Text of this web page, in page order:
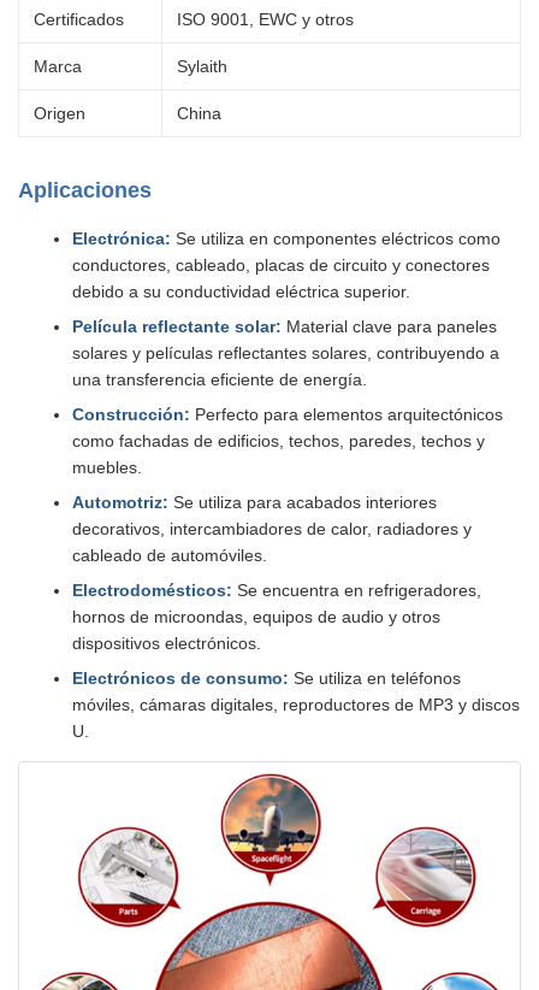
Certificados ISO 9001, EWC y otros
Marca Sylaith
Origen China
Aplicaciones
Electrónica: Se utiliza en componentes eléctricos como
conductores, cableado, placas de circuito y conectores
debido a su conductividad eléctrica superior.
Película reflectante solar: Material clave para paneles
solares y películas reflectantes solares, contribuyendo a
una transferencia eficiente de energía.
Construcción: Perfecto para elementos arquitectónicos
como fachadas de edificios, techos, paredes, techos y
muebles.
Automotriz: Se utiliza para acabados interiores
decorativos, intercambiadores de calor, radiadores y
cableado de automóviles.
Electrodomésticos: Se encuentra en refrigeradores,
hornos de microondas, equipos de audio y otros
dispositivos electrónicos.
Electrónicos de consumo: Se utiliza en teléfonos
móviles, cámaras digitales, reproductores de MP3 y discos
U.